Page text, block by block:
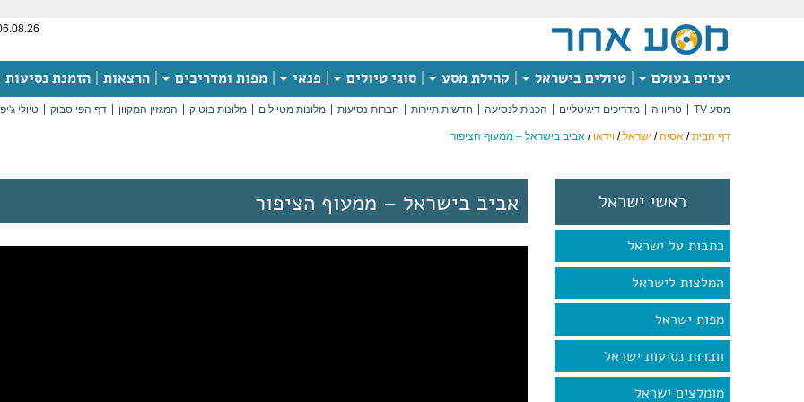
יעדים בעולם טיולים בישראל קהילת מסע סוגי טיולים פנאי מפות ומדריכים הרצאות הזמנת נסיעות
מסע TV טריוויה מדריכים דיגיטליים הכנות לנסיעה חדשות תיירות חברות נסיעות מלונות מטיילים מלונות בוטיק המגזין המקוון דף הפייסבוק טיולי
דף הבית/ אסיה/ ישראל/ וידאו / אביב בישראל – ממעוף הציפור
ראשי ישראל
כתבות על ישראל
המלצות לישראל
מפות ישראל
חברות נסיעות ישראל
מומלצים ישראל
אביב בישראל – ממעוף הציפור